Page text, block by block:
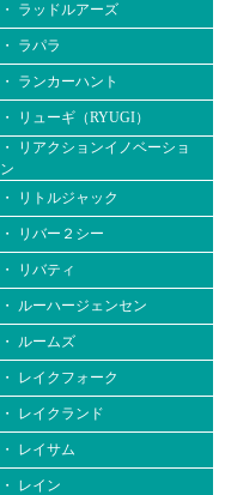
・ ラッドルアーズ
・ ラパラ
・ ランカーハント
・ リューギ（RYUGI）
・ リアクションイノベーショ
ン
・ リトルジャック
・ リバー２シー
・ リバティ
・ ルーハージェンセン
・ ルームズ
・ レイクフォーク
・ レイクランド
・ レイサム
・ レイン